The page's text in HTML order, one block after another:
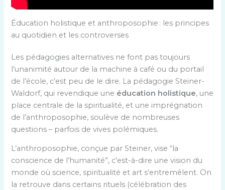
Éducation holistique et anthroposophie : les principes
au quotidien et les controverses
Les pédagogies alternatives ne font pas toujours
l’unanimité autour de la machine à café ou du portail
de l’école, c’est peu de le dire. La pédagogie Steiner-
Waldorf, qui revendique une éducation holistique, une
place centrale de la spiritualité, et une imprégnation
de l’anthroposophie, soulève de nombreuses
questions – parfois de vives polémiques.
L’anthroposophie, conçue par Steiner, vise “la
conscience de l’humanité”, c’est-à-dire une vision du
monde où science, spiritualité et art s’entremêlent. On
la retrouve dans certains rituels (célébration des